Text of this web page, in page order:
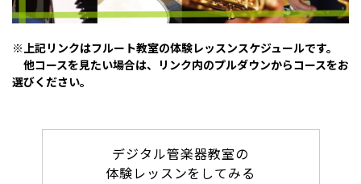
※上記リンクはフルート教室の体験レッスンスケジュールです。
他コースを見たい場合は、リンク内のプルダウンからコースをお
選びください。
デジタル管楽器教室の
体験レッスンをしてみる